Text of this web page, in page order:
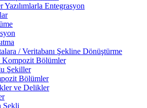
Yazılımlarla Entegrasyon
/ Veritabanı Şekline Dönüştürme
Kompozit Bölümler
Şekiller
Bölümler
ve Delikler
Şekli